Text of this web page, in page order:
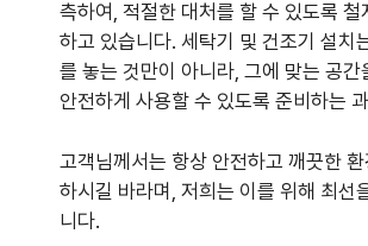
측하여, 적절한 대처를 할 수 있도록 철
하고 있습니다. 세탁기 및 건조기 설치
를 놓는 것만이 아니라, 그에 맞는 공간
안전하게 사용할 수 있도록 준비하는
고객님께서는 항상 안전하고 깨끗한
하시길 바라며, 저희는 이를 위해 최선
니다.